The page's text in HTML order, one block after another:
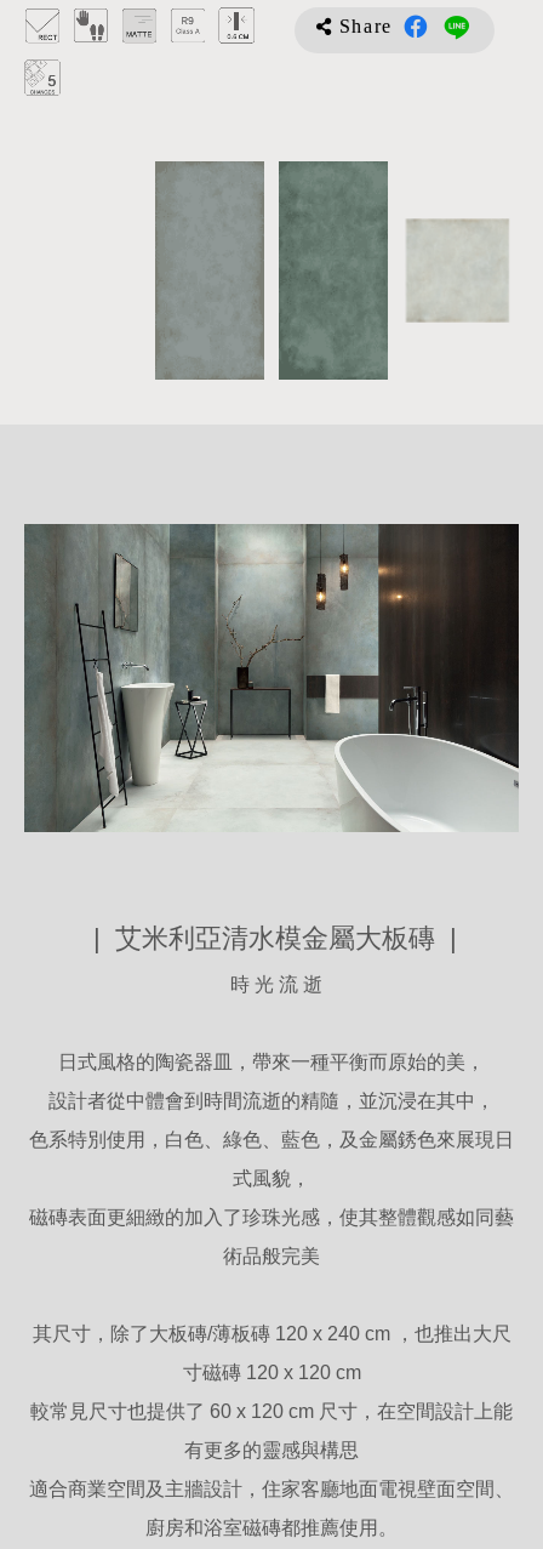
Share
紹
| 艾米利亞清水模金屬大板磚 |
時 光 流 逝
日式風格的陶瓷器皿，帶來一種平衡而原始的美，
設計者從中體會到時間流逝的精隨，並沉浸在其中，
色系特別使用，白色、綠色、藍色，及金屬銹色來展現日
式風貌，
磁磚表面更細緻的加入了珍珠光感，使其整體觀感如同藝
術品般完美
其尺寸，除了大板磚/薄板磚 120 x 240 cm ，也推出大尺
寸磁磚 120 x 120 cm
較常見尺寸也提供了 60 x 120 cm 尺寸，在空間設計上能
有更多的靈感與構思
適合商業空間及主牆設計，住家客廳地面電視壁面空間、
廚房和浴室磁磚都推薦使用。